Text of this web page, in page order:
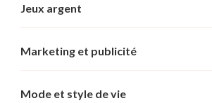
Jeux argent
Marketing et publicité
Mode et style de vie